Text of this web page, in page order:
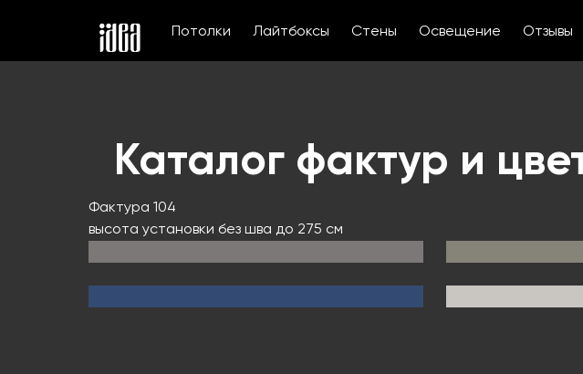
Потолки Лайтбоксы Стены Освещение Отзывы
Каталог фактур и
Фактура 104
высота установки без шва до 275 см